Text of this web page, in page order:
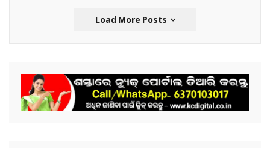
Load More Posts